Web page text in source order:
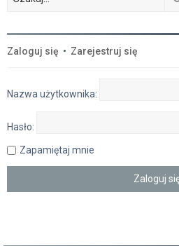
Zaloguj się • Zarejestruj się
Nazwa użytkownika:
Hasło:
Zapamiętaj mnie